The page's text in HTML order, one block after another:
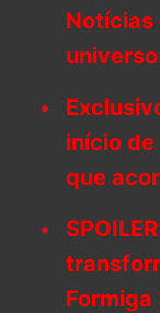
Notícias
início de
que
Formiga